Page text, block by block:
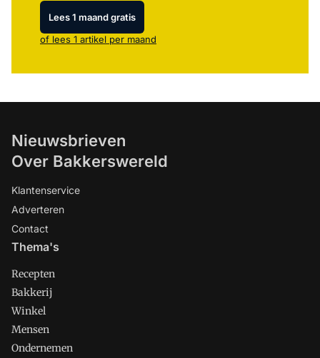
Lees 1 maand gratis
of lees 1 artikel per maand
Nieuwsbrieven
Over Bakkerswereld
Klantenservice
Adverteren
Contact
Thema's
Recepten
Bakkerij
Winkel
Mensen
Ondernemen